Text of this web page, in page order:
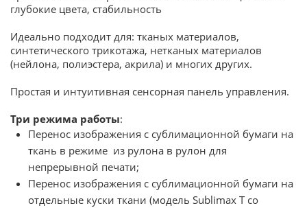
глубокие цвета, стабильность
Идеально подходит для: тканых материалов,
синтетического трикотажа, нетканых материалов
(нейлона, полиэстера, акрила) и многих других.
Простая и интуитивная сенсорная панель управления.
Три режима работы:
Перенос изображения с сублимационной бумаги на
ткань в режиме из рулона в рулон для
непрерывной печати;
Перенос изображения с сублимационной бумаги на
отдельные куски ткани (модель Sublimax T со